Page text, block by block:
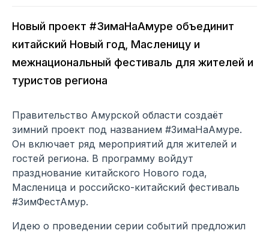
Новый проект #ЗимаНаАмуре объединит
китайский Новый год, Масленицу и
межнациональный фестиваль для жителей и
туристов региона
Правительство Амурской области создаёт
зимний проект под названием #ЗимаНаАмуре.
Он включает ряд мероприятий для жителей и
гостей региона. В программу войдут
празднование китайского Нового года,
Масленица и российско-китайский фестиваль
#ЗимФестАмур.
Идею о проведении серии событий предложил